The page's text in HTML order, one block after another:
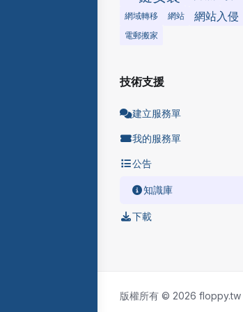
網域轉移
網站 網站入侵
電郵搬家
技術支援
建立服務單
我的服務單
公告
知識庫
下載
版權所有 © 2026 floppy.tw